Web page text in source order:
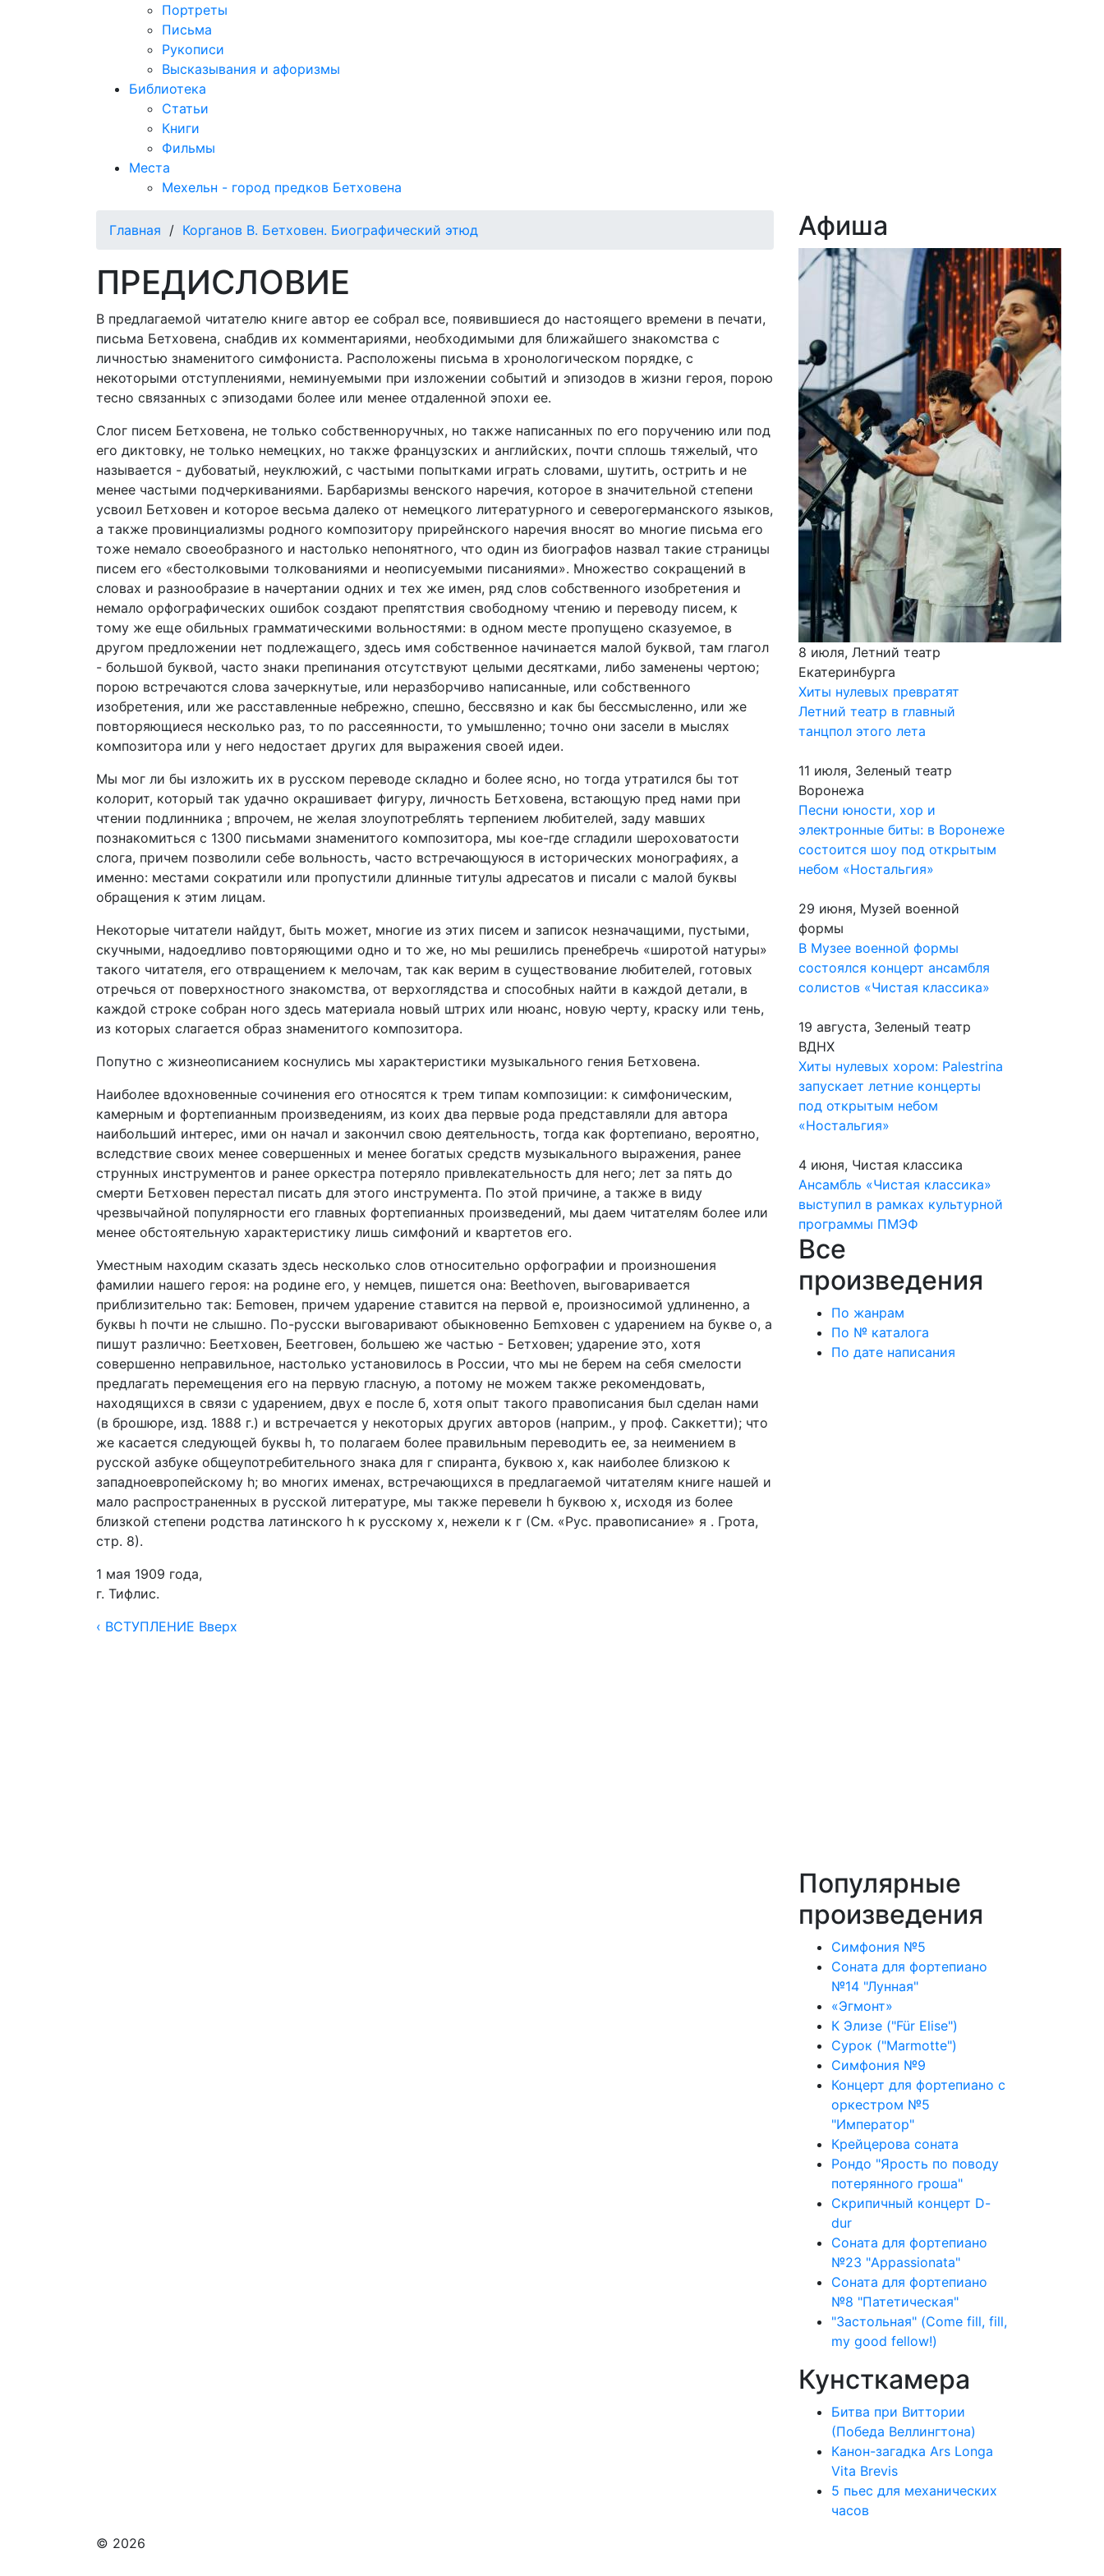
Портреты
Письма
Рукописи
Высказывания и афоризмы
Библиотека
Статьи
Книги
Фильмы
Места
Мехельн - город предков Бетховена
Главная / Корганов В. Бетховен. Биографический этюд
ПРЕДИСЛОВИЕ
В предлагаемой читателю книге автор ее собрал все, появившиеся до настоящего времени в печати,
письма Бетховена, снабдив их комментариями, необходимыми для ближайшего знакомства с
личностью знаменитого симфониста. Расположены письма в хронологическом порядке, с
некоторыми отступлениями, неминуемыми при изложении событий и эпизодов в жизни героя, порою
тесно связанных с эпизодами более или менее отдаленной эпохи ее.
Слог писем Бетховена, не только собственноручных, но также написанных по его поручению или под
его диктовку, не только немецких, но также французских и английских, почти сплошь тяжелый, что
называется - дубоватый, неуклюжий, с частыми попытками играть словами, шутить, острить и не
менее частыми подчеркиваниями. Барбаризмы венского наречия, которое в значительной степени
усвоил Бетховен и которое весьма далеко от немецкого литературного и северогерманского языков,
а также провинциализмы родного композитору прирейнского наречия вносят во многие письма его
тоже немало своеобразного и настолько непонятного, что один из биографов назвал такие страницы
писем его «бестолковыми толкованиями и неописуемыми писаниями». Множество сокращений в
словах и разнообразие в начертании одних и тех же имен, ряд слов собственного изобретения и
немало орфографических ошибок создают препятствия свободному чтению и переводу писем, к
тому же еще обильных грамматическими вольностями: в одном месте пропущено сказуемое, в
другом предложении нет подлежащего, здесь имя собственное начинается малой буквой, там глагол
- большой буквой, часто знаки препинания отсутствуют целыми десятками, либо заменены чертою;
порою встречаются слова зачеркнутые, или неразборчиво написанные, или собственного
изобретения, или же расставленные небрежно, спешно, бессвязно и как бы бессмысленно, или же
повторяющиеся несколько раз, то по рассеянности, то умышленно; точно они засели в мыслях
композитора или у него недостает других для выражения своей идеи.
Мы мог ли бы изложить их в русском переводе складно и более ясно, но тогда утратился бы тот
колорит, который так удачно окрашивает фигуру, личность Бетховена, встающую пред нами при
чтении подлинника ; впрочем, не желая злоупотреблять терпением любителей, заду мавших
познакомиться с 1300 письмами знаменитого композитора, мы кое-где сгладили шероховатости
слога, причем позволили себе вольность, часто встречающуюся в исторических монографиях, а
именно: местами сократили или пропустили длинные титулы адресатов и писали с малой буквы
обращения к этим лицам.
Некоторые читатели найдут, быть может, многие из этих писем и записок незначащими, пустыми,
скучными, надоедливо повторяющими одно и то же, но мы решились пренебречь «широтой натуры»
такого читателя, его отвращением к мелочам, так как верим в существование любителей, готовых
отречься от поверхностного знакомства, от верхоглядства и способных найти в каждой детали, в
каждой строке собран ного здесь материала новый штрих или нюанс, новую черту, краску или тень,
из которых слагается образ знаменитого композитора.
Попутно с жизнеописанием коснулись мы характеристики музыкального гения Бетховена.
Наиболее вдохновенные сочинения его относятся к трем типам композиции: к симфоническим,
камерным и фортепианным произведениям, из коих два первые рода представляли для автора
наибольший интерес, ими он начал и закончил свою деятельность, тогда как фортепиано, вероятно,
вследствие своих менее совершенных и менее богатых средств музыкального выражения, ранее
струнных инструментов и ранее оркестра потеряло привлекательность для него; лет за пять до
смерти Бетховен перестал писать для этого инструмента. По этой причине, а также в виду
чрезвычайной популярности его главных фортепианных произведений, мы даем читателям более или
менее обстоятельную характеристику лишь симфоний и квартетов его.
Уместным находим сказать здесь несколько слов относительно орфографии и произношения
фамилии нашего героя: на родине его, у немцев, пишется она: Beethoven, выговаривается
приблизительно так: Беmовен, причем ударение ставится на первой е, произносимой удлиненно, а
буквы h почти не слышно. По-русски выговаривают обыкновенно Беmховен с ударением на букве о, а
пишут различно: Беетховен, Беетговен, большею же частью - Бетховен; ударение это, хотя
совершенно неправильное, настолько установилось в России, что мы не берем на себя смелости
предлагать перемещения его на первую гласную, а потому не можем также рекомендовать,
находящихся в связи с ударением, двух е после б, хотя опыт такого правописания был сделан нами
(в брошюре, изд. 1888 г.) и встречается у некоторых других авторов (наприм., у проф. Саккетти); что
же касается следующей буквы h, то полагаем более правильным переводить ее, за неимением в
русской азбуке общеупотребительного знака для г спиранта, буквою х, как наиболее близкою к
западноевропейскому h; во многих именах, встречающихся в предлагаемой читателям книге нашей и
мало распространенных в русской литературе, мы также перевели h буквою х, исходя из более
близкой степени родства латинского h к русскому х, нежели к г (См. «Рус. правописание» я . Грота,
стр. 8).
1 мая 1909 года,
г. Тифлис.
‹ ВСТУПЛЕНИЕ Вверх
Афиша
8 июля, Летний театр
Екатеринбурга
Хиты нулевых превратят
Летний театр в главный
танцпол этого лета
11 июля, Зеленый театр
Воронежа
Песни юности, хор и
электронные биты: в Воронеже
состоится шоу под открытым
небом «Ностальгия»
29 июня, Музей военной
формы
В Музее военной формы
состоялся концерт ансамбля
солистов «Чистая классика»
19 августа, Зеленый театр
ВДНХ
Хиты нулевых хором: Palestrina
запускает летние концерты
под открытым небом
«Ностальгия»
4 июня, Чистая классика
Ансамбль «Чистая классика»
выступил в рамках культурной
программы ПМЭФ
Все
произведения
По жанрам
По № каталога
По дате написания
Популярные
произведения
Симфония №5
Соната для фортепиано
№14 "Лунная"
«Эгмонт»
К Элизе ("Für Elise")
Сурок ("Marmotte")
Симфония №9
Концерт для фортепиано с
оркестром №5
"Император"
Крейцерова соната
Рондо "Ярость по поводу
потерянного гроша"
Скрипичный концерт D-
dur
Соната для фортепиано
№23 "Appassionata"
Соната для фортепиано
№8 "Патетическая"
"Застольная" (Come fill, fill,
my good fellow!)
Кунсткамера
Битва при Виттории
(Победа Веллингтона)
Канон-загадка Ars Longa
Vita Brevis
5 пьес для механических
часов
© 2026